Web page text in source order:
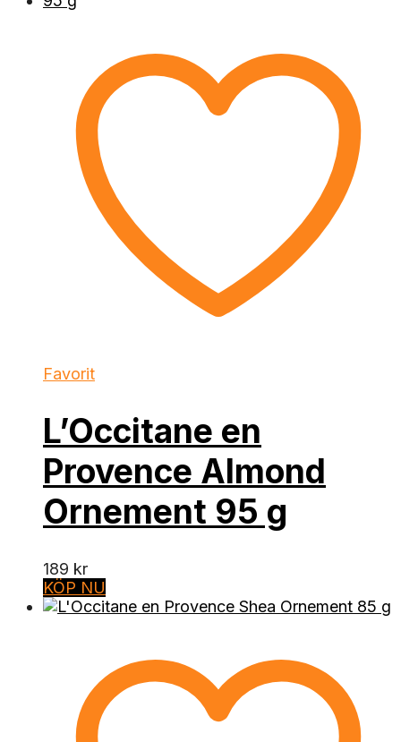
Favorit
L’Occitane en
Provence Almond
Ornement 95 g
189 kr
KÖP NU